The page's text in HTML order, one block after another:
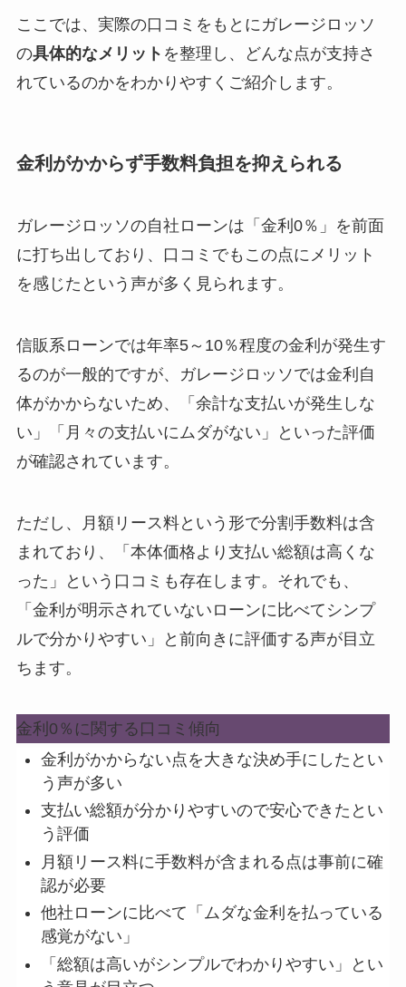
ここでは、実際の口コミをもとにガレージロッソ
の具体的なメリット を整理し、どんな点が支持さ
れているのかをわかりやすくご紹介します。
金利がかからず手数料負担を抑えられる
ガレージロッソの自社ローンは「 金利0％ 」を前面
に打ち出しており、口コミでもこの点にメリット
を感じたという声が多く見られます。
信販系ローンでは年率5～10％程度の金利が発生す
るのが一般的ですが、ガレージロッソでは金利自
体がかからないため、
「余計な支払いが発生しな
い」「月々の支払いにムダがない」といった評価
が確認されています。
ただし、月額リース料という形で分割手数料は含
まれており、
「本体価格より支払い総額は高くな
った」という口コミも存在します。それでも、
「金利が明示されていないローンに比べてシンプ
ルで分かりやすい」と前向きに評価する声が目立
ちます。
金利0％に関する口コミ傾向
金利がかからない点を大きな決め手にしたとい
う声が多い
支払い総額が分かりやすいので安心できたとい
う評価
月額リース料に手数料が含まれる点は事前に確
認が必要
他社ローンに比べて「ムダな金利を払っている
感覚がない」
「総額は高いがシンプルでわかりやすい」とい